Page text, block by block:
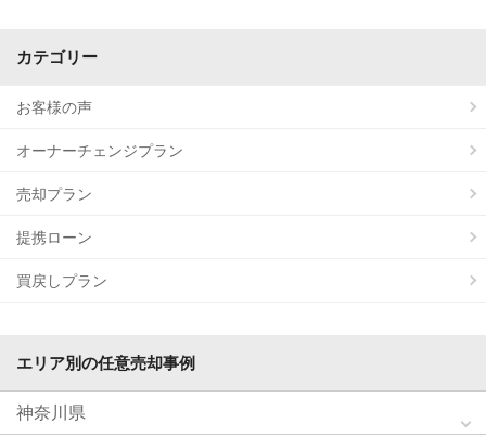
カテゴリー
お客様の声
オーナーチェンジプラン
売却プラン
提携ローン
買戻しプラン
エリア別の任意売却事例
神奈川県